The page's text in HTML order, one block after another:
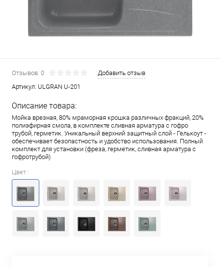
Отзывов: 0
Добавить отзыв
Артикул: ULGRAN U-201
Описание товара:
Мойка врезная, 80% мраморная крошка различных фракций, 20%
полиэфирная смола, в комплекте сливная арматура c гофро
трубой, герметик. Уникальный верхний защитный слой - Гелькоут -
обеспечивает безопастность и удобство использования. Полный
комплект для установки (фреза, герметик, сливная арматура с
гофротрубой)
Цвет :